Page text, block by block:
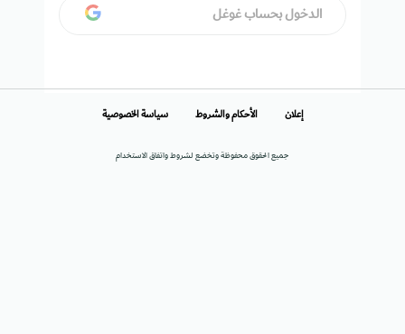
الدخول بحساب غوغل
جميع الحقوق محفوظة وتخضع لشروط واتفاق الاستخدام
إعلان الأحكام والشروط سياسة الخصوصية